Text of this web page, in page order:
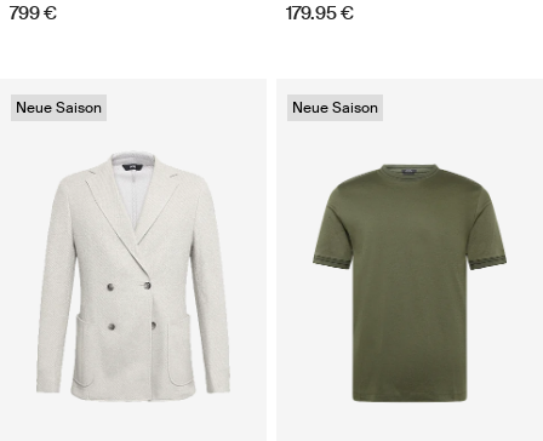
799 € 179.95 €
Neue Saison Neue Saison